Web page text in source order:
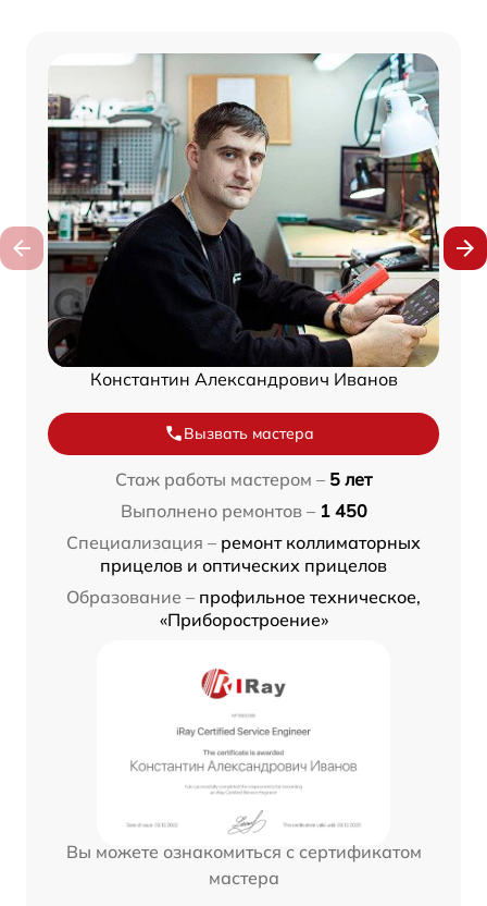
Константин Александрович Иванов
Вызвать мастера
Стаж работы мастером – 5 лет
Выполнено ремонтов – 1 450
Специализация – ремонт коллиматорных
прицелов и оптических прицелов
Образование – профильное техническое,
«Приборостроение»
Вы можете ознакомиться с сертификатом
мастера